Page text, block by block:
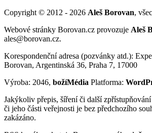
Copyright © 2012 - 2026 Aleš Borovan,
Webové stránky Borovan.cz provozuje Aleš
ales@borovan.cz.
Korespondenční adresa (pozvánky atd.):
Borovan, Argentinská 36, Praha 7, 17000
Výroba: 2046, božíMédia Platforma:
Jakýkoliv přepis, šíření či další
či jeho části veřejnosti je bez předchozího
zakázáno.